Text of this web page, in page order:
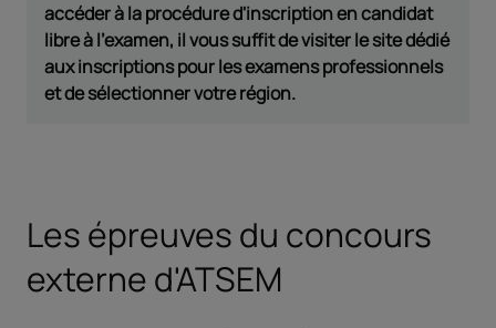
accéder à la procédure d'inscription en candidat
libre à l'examen, il vous suffit de visiter le site dédié
aux inscriptions pour les examens professionnels
et de sélectionner votre région.
Les épreuves du concours
externe d'ATSEM